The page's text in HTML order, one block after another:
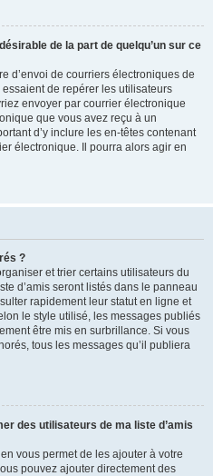
de la part de quelqu’un sur ce
d’envoi de courriers électroniques de
de repérer les utilisateurs
envoyer par courrier électronique
que vous avez reçu à un
d’y inclure les en-têtes contenant
électronique. Il pourra alors agir en
?
et trier certains utilisateurs du
d’amis seront listés dans le panneau
rapidement leur statut en ligne et
le style utilisé, les messages publiés
être mis en surbrillance. Si vous
tous les messages qu’il publiera
des utilisateurs de ma liste d’amis
vous permet de les ajouter à votre
pouvez ajouter directement des